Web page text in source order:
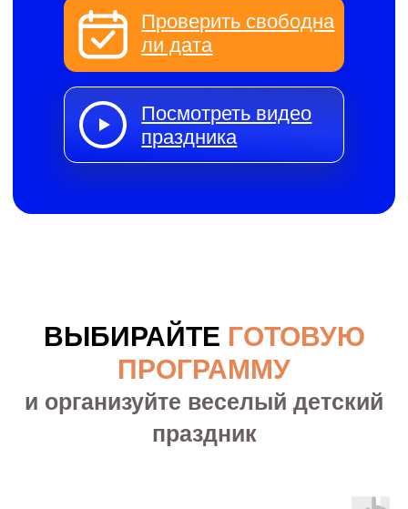
ВЫБИРАЙТЕ ГОТОВУЮ
ПРОГРАММУ
и организуйте веселый детский
праздник